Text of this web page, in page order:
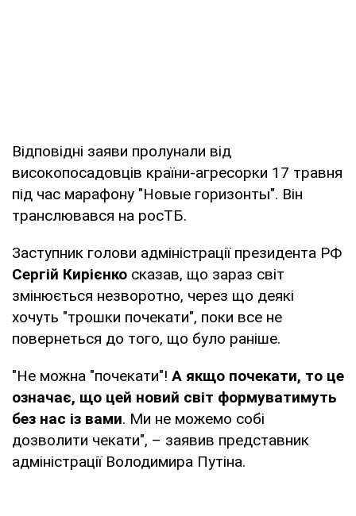
Відповідні заяви пролунали від
високопосадовців країни-агресорки 17 травня
під час марафону "Новые горизонты". Він
транслювався на росТБ.
Заступник голови адміністрації президента РФ
Сергій Кирієнко сказав, що зараз світ
змінюється незворотно, через що деякі
хочуть "трошки почекати", поки все не
повернеться до того, що було раніше.
"Не можна "почекати"! А якщо почекати, то це
означає, що цей новий світ формуватимуть
без нас із вами. Ми не можемо собі
дозволити чекати", – заявив представник
адміністрації Володимира Путіна.